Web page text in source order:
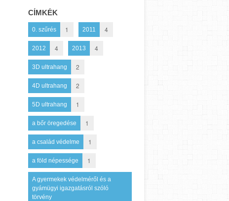
CÍMKÉK
0. szűrés 1 2011 4
2012 4 2013 4
3D ultrahang 2
4D ultrahang 2
5D ultrahang 1
a bőr öregedése 1
a család védelme 1
a föld népessége 1
A gyermekek védelméről és a
gyámügyi igazgatásról szóló
törvény